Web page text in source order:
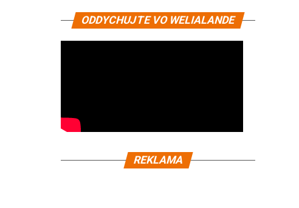
ODDYCHUJTE VO WELIALANDE
REKLAMA